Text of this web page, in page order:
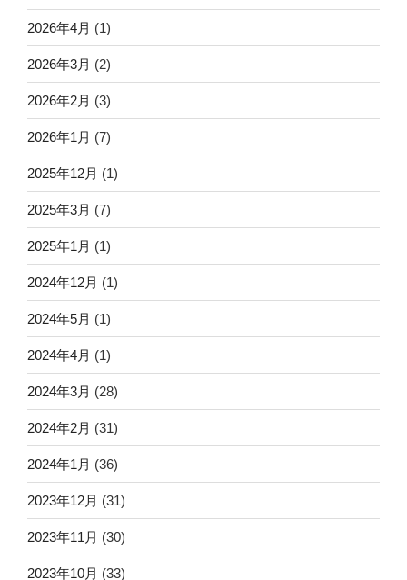
2026年4月 (1)
2026年3月 (2)
2026年2月 (3)
2026年1月 (7)
2025年12月 (1)
2025年3月 (7)
2025年1月 (1)
2024年12月 (1)
2024年5月 (1)
2024年4月 (1)
2024年3月 (28)
2024年2月 (31)
2024年1月 (36)
2023年12月 (31)
2023年11月 (30)
2023年10月 (33)